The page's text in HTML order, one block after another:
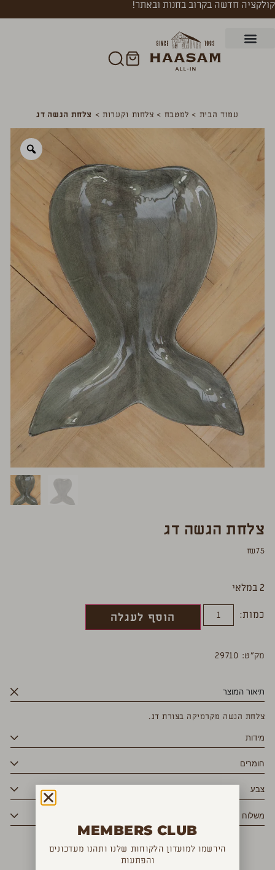
קולקציה חדשה בקרוב בחנות ובאתר!
צלחת הגשה דג
₪75
2 במלאי
כמות:
הוסף לעגלה
מק”ט: 29710
תיאור המוצר
צלחת הגשה מקרמיקה בצורת דג.
מידות
חומרים
צבע
משלוח
עמוד הבית > למטבח > צלחות וקערות> צלחת הגשה דג
MEMBERS CLUB
הירשמו למועדון הלקוחות שלנו ותהנו מעדכונים
והפתעות